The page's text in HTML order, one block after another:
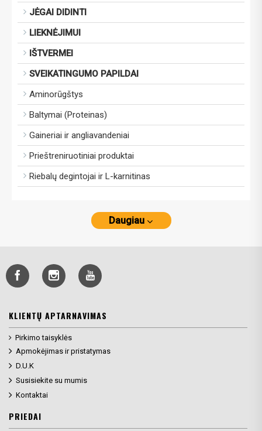
JĖGAI DIDINTI
LIEKNĖJIMUI
IŠTVERMEI
SVEIKATINGUMO PAPILDAI
Aminorūgštys
Baltymai (Proteinas)
Gaineriai ir angliavandeniai
Prieštreniruotiniai produktai
Riebalų degintojai ir L-karnitinas
Daugiau
KLIENTŲ APTARNAVIMAS
Pirkimo taisyklės
Apmokėjimas ir pristatymas
D.U.K
Susisiekite su mumis
Kontaktai
PRIEDAI